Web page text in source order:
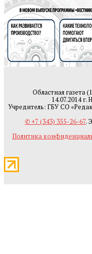
Областная газета
14.07.2014 г.
Учредитель: ГБУ СО
✆ +7 (343) 355-26-67.
Политика